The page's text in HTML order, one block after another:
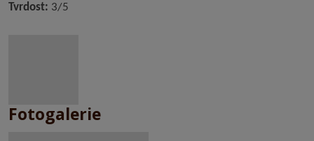
Tvrdost: 3/5
Fotogalerie